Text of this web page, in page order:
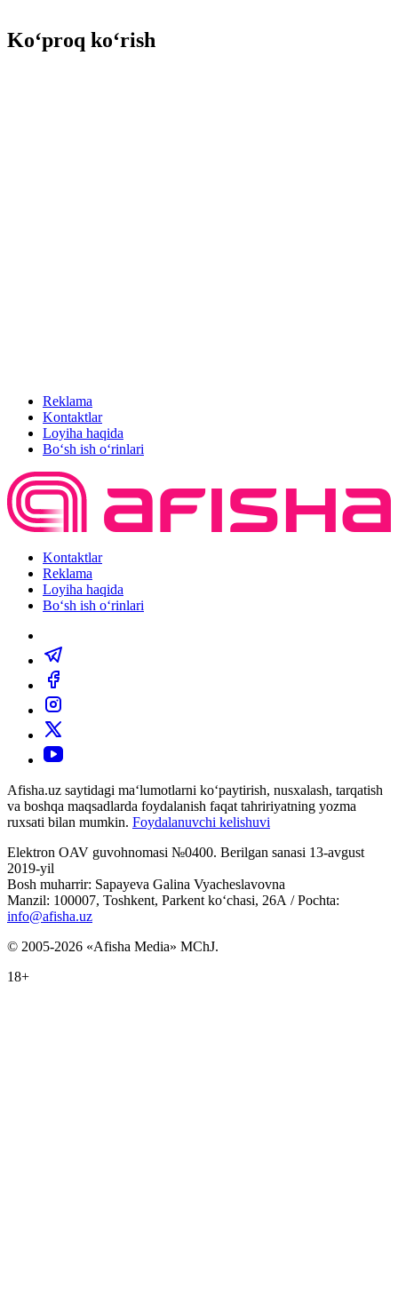
Ko‘proq ko‘rish
Reklama
Kontaktlar
Loyiha haqida
Bo‘sh ish o‘rinlari
Kontaktlar
Reklama
Loyiha haqida
Bo‘sh ish o‘rinlari
Afisha.uz saytidagi ma‘lumotlarni ko‘paytirish, nusxalash, tarqatish
va boshqa maqsadlarda foydalanish faqat tahririyatning yozma
ruxsati bilan mumkin. Foydalanuvchi kelishuvi
Elektron OAV guvohnomasi №0400. Berilgan sanasi 13-avgust
2019-yil
Bosh muharrir: Sapayeva Galina Vyacheslavovna
Manzil: 100007, Toshkent, Parkent ko‘chasi, 26А / Pochta:
info@afisha.uz
© 2005-2026 «Afisha Media» MChJ.
18+